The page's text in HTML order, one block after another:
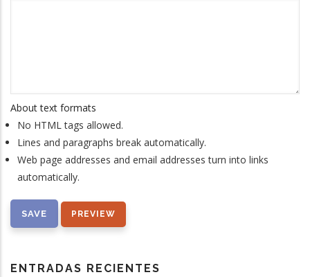
About text formats
No HTML tags allowed.
Lines and paragraphs break automatically.
Web page addresses and email addresses turn into links
automatically.
ENTRADAS RECIENTES